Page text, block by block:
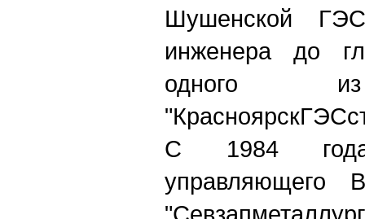
Шушенской
инженера до
одного из
С 1984
управляющего